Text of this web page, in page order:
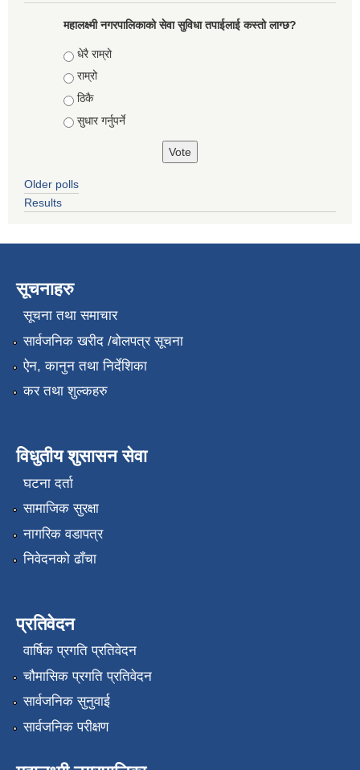
महालक्ष्मी नगरपालिकाको सेवा सुविधा तपाईलाई कस्तो लाग्छ?
Choices
धेरै राम्रो
राम्रो
ठिकै
सुधार गर्नुपर्ने
Older polls
Results
सूचनाहरु
सूचना तथा समाचार
सार्वजनिक खरीद /बोलपत्र सूचना
ऐन, कानुन तथा निर्देशिका
कर तथा शुल्कहरु
विधुतीय शुसासन सेवा
घटना दर्ता
सामाजिक सुरक्षा
नागरिक वडापत्र
निवेदनको ढाँचा
प्रतिवेदन
वार्षिक प्रगति प्रतिवेदन
चौमासिक प्रगति प्रतिवेदन
सार्वजनिक सुनुवाई
सार्वजनिक परीक्षण